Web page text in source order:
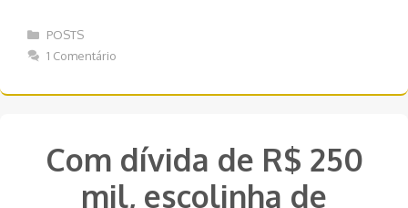
Categorias
POSTS
1 Comentário
Com dívida de R$ 250
mil, escolinha de